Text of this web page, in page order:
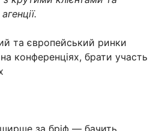
та європейський ринки
конференціях, брати участь